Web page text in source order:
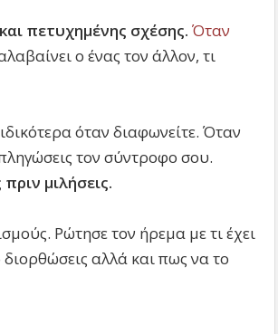
πετυχημένης σχέσης. Όταν
ο ένας τον άλλον, τι
όταν διαφωνείτε. Όταν
τον σύντροφο σου.
μιλήσεις.
Ρώτησε τον ήρεμα με τι έχει
διορθώσεις αλλά και πως να το